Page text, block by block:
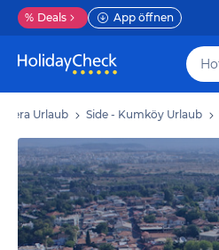
% Deals App öffnen
Urlaub Side - Kumköy Urlaub